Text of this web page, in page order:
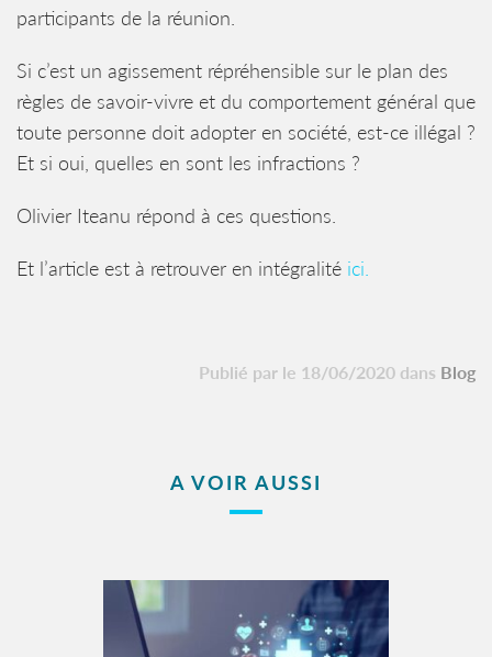
participants de la réunion.
Si c’est un agissement répréhensible sur le plan des
règles de savoir-vivre et du comportement général que
toute personne doit adopter en société, est-ce illégal ?
Et si oui, quelles en sont les infractions ?
Olivier Iteanu répond à ces questions.
Et l’article est à retrouver en intégralité ici.
Publié par le 18/06/2020 dans Blog
A VOIR AUSSI